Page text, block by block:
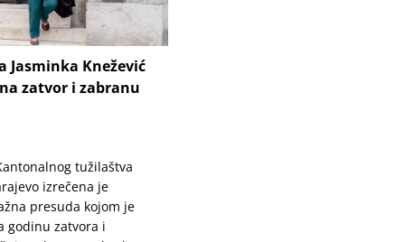
Jasminka Knežević
zatvor i zabranu
tužilaštva
izrečena je
presuda kojom je
godinu zatvora i